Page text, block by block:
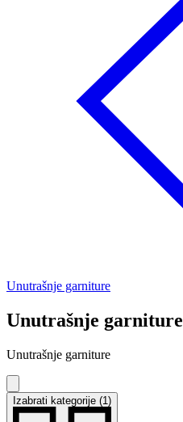
Unutrašnje garniture
Unutrašnje garniture
Unutrašnje garniture
Izabrati kategorije (1)